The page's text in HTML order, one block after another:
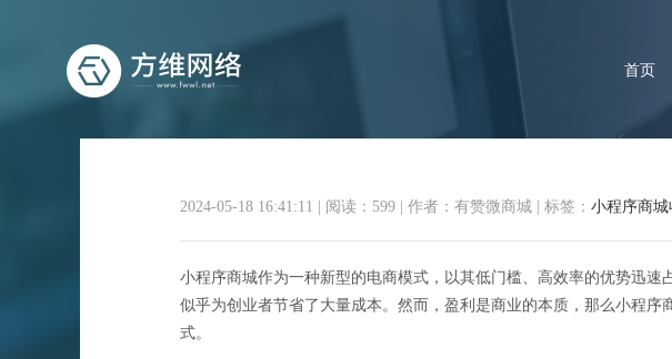
首页
无需开户费，揭
2024-05-18 16:41:11 阅读：599 作者：有赞微商城 标签： 小程序商城
小程序商城作为一种新型的电商模式，以其低门槛、高效率的优势迅
似乎为创业者节省了大量成本。然而，盈利是商业的本质，那么小程
式。